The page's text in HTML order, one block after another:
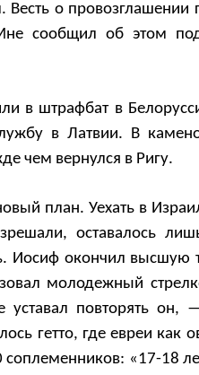
о провозглашении
сообщил об этом
в штрафбат в
в Латвии. В
чем вернулся в Ригу.
план. Уехать в
оставалось
Иосиф окончил высшую
молодежный
повторять он,
гетто, где евреи как
«17-18